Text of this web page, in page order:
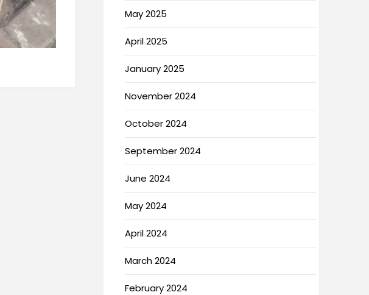
May 2025
April 2025
January 2025
November 2024
October 2024
September 2024
June 2024
May 2024
April 2024
March 2024
February 2024